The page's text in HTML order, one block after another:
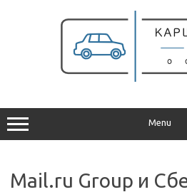
содержимому
Menu
Mail.ru Group и